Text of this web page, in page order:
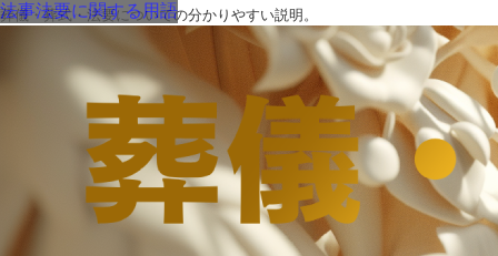
葬儀・葬式・法要についての分かりやすい説明。
法事法要に関する用語